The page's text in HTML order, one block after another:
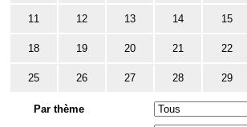
11 12 13 14 15
18 19 20 21 22
25 26 27 28 29
Par thème